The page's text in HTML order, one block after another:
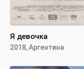
Я девочка
2018, Аргентина